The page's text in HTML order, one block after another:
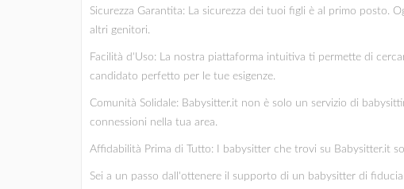
Sicurezza Garantita: La sicurezza dei tuoi figli è al primo
altri genitori.
Facilità d'Uso: La nostra piattaforma intuitiva ti permette di
candidato perfetto per le tue esigenze.
Comunità Solidale: Babysitter.it non è solo un servizio di
connessioni nella tua area.
Affidabilità Prima di Tutto: I babysitter che trovi su Babysitter.it
Sei a un passo dall'ottenere il supporto di un babysitter di